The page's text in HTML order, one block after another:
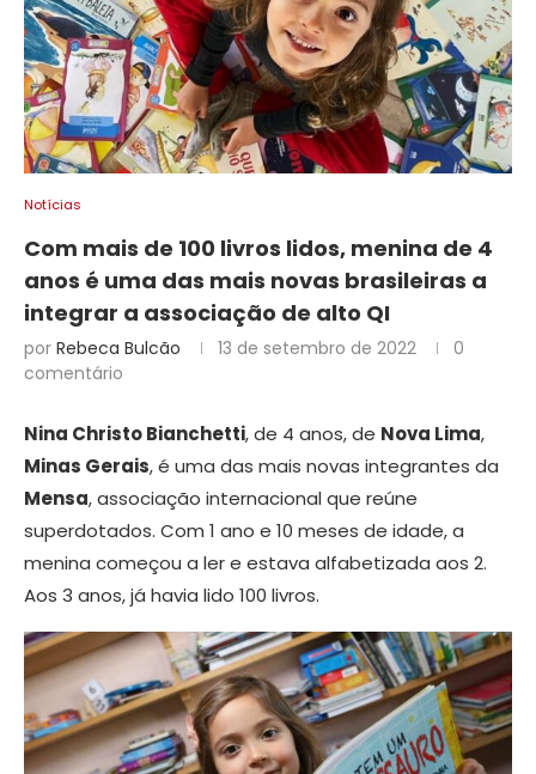
Notícias
Com mais de 100 livros lidos, menina de 4
anos é uma das mais novas brasileiras a
integrar a associação de alto QI
por Rebeca Bulcão 13 de setembro de 2022
0
comentário
Nina Christo Bianchetti, de 4 anos, de Nova Lima,
Minas Gerais, é uma das mais novas integrantes da
Mensa, associação internacional que reúne
superdotados. Com 1 ano e 10 meses de idade, a
menina começou a ler e estava alfabetizada aos 2.
Aos 3 anos, já havia lido 100 livros.